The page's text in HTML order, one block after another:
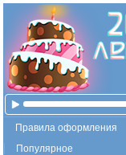
Правила оформления
Популярное